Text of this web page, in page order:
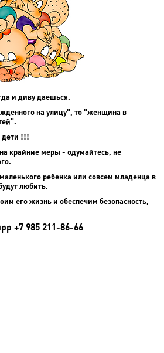
и диву даешься.
на улицу", то "женщина в
дети !!!
крайние меры - одумайтесь, не
ребенка или совсем младенца в
любить.
его жизнь и обеспечим безопасность,
+7 985 211-86-66